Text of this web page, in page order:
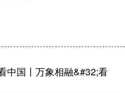
中国丨万象相融&#32;看